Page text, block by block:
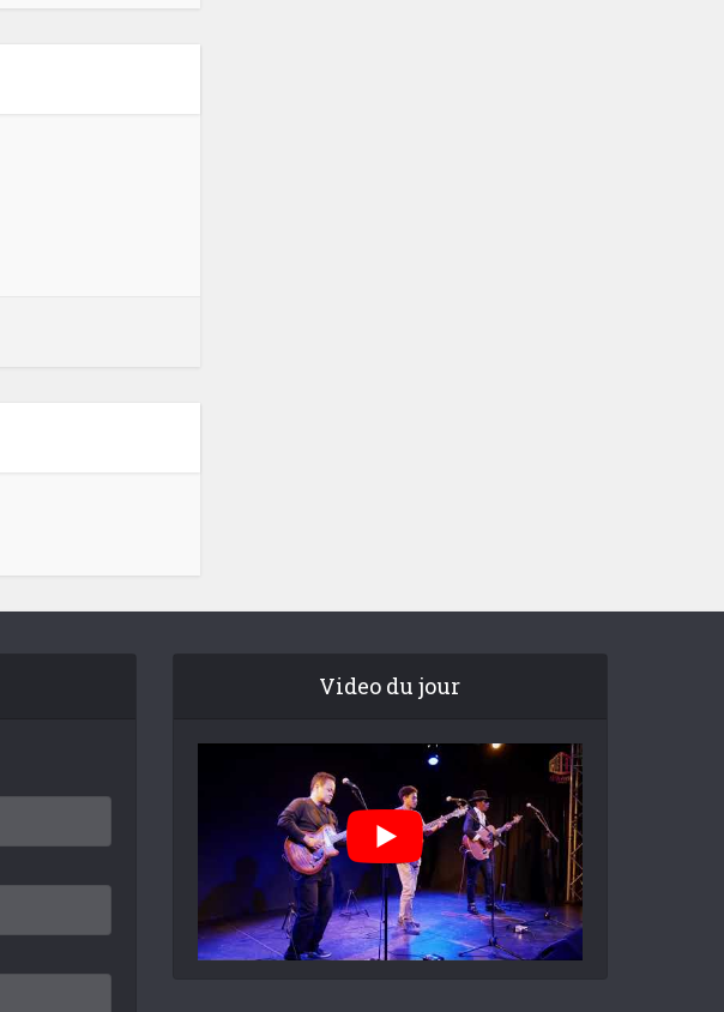
Video du jour